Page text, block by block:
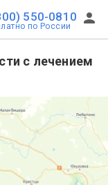
550-0810
по России
с лечением